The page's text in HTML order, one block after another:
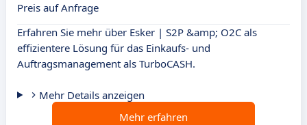
Preis auf Anfrage
Erfahren Sie mehr über Esker | S2P &amp; O2C als
effizientere Lösung für das Einkaufs- und
Auftragsmanagement als TurboCASH.
Mehr Details anzeigen
Mehr erfahren